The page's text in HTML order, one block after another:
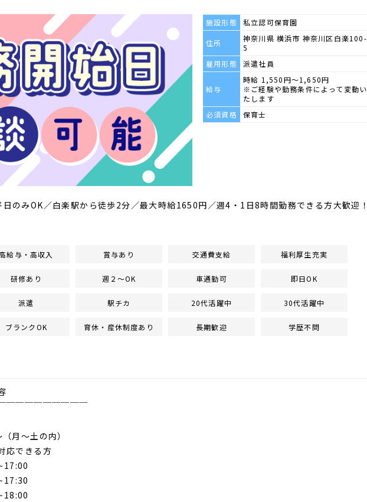
施設形態 私立認可保育園
住所
神奈川県 横浜市 神奈川区白楽100-
5
雇用形態
派遣社員
給与
時給 1,550円～1,650円
※ご経験や勤務条件によって変動い
たします
必須資格
保育士
のみOK／白楽駅から徒歩2分／最大時給1650円／週4・1日8時間勤務できる方大歓迎！
給与・高収入 賞与あり 交通費支給 福利厚生充実
研修あり 週２～OK 車通勤可 即日OK
派遣 駅チカ 20代活躍中 30代活躍中
ブランクOK 育休・産休制度あり 長期歓迎 学歴不問
￣￣￣￣￣￣￣￣￣
月～土の内）
応できる方